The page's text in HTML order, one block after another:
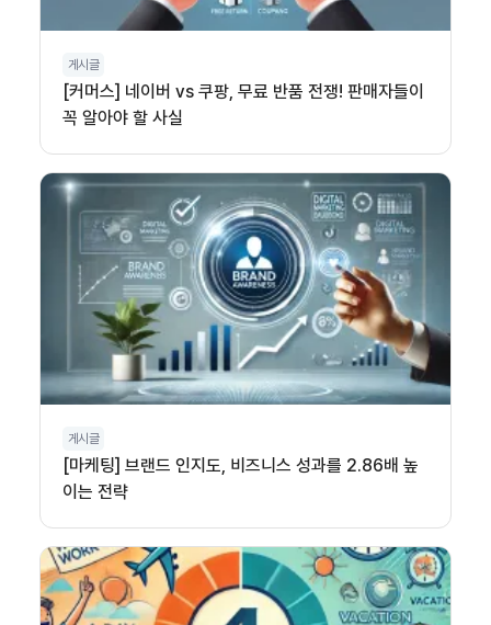
게시글
[커머스] 네이버 vs 쿠팡, 무료 반품 전쟁! 판매자들이
꼭 알아야 할 사실
게시글
[마케팅] 브랜드 인지도, 비즈니스 성과를 2.86배 높
이는 전략